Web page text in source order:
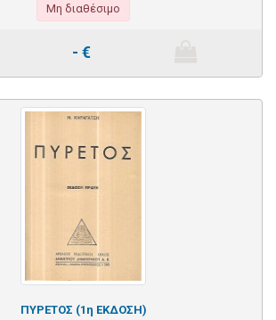
Μη διαθέσιμο
- €
ΠΥΡΕΤΟΣ (1η ΕΚΔΟΣΗ)